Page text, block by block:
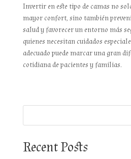
Invertir en este tipo de camas no
mayor confort, sino también
salud y favorecer un entorno más
quienes necesitan cuidados
adecuado puede marcar una gran
cotidiana de pacientes y familias.
Recent Posts